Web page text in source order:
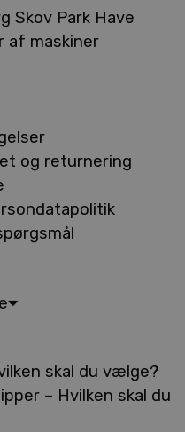
Skov Park Have
af maskiner
og returnering
skal du vælge?
– Hvilken skal du